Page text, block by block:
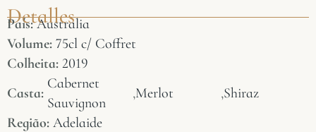
Detalles
País:Australia
Volume: 75cl c/ Coffret
Colheita: 2019
Casta:
Cabernet
Sauvignon
,Merlot ,Shiraz
Região: Adelaide